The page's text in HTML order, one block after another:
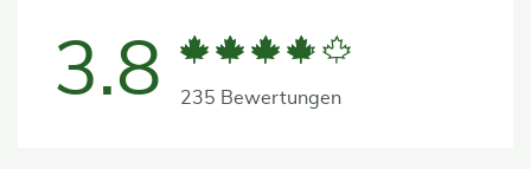
3.8 235 Bewertungen